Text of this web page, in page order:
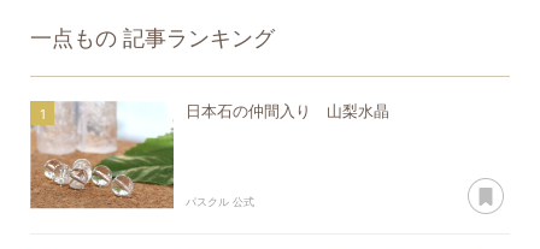
一点もの 記事ランキング
日本石の仲間入り 山梨水晶
パスクル 公式